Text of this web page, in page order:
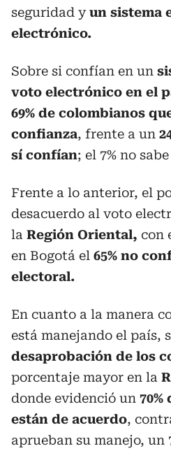
seguridad yun sistema
electrónico.
Sobre si confían en un
voto electrónico en el
69% de colombianos
confianza, frente a un
sí confían; el 7% no
Frente a lo anterior, el
desacuerdo al voto
la Región Oriental, con
en Bogotá el 65% no
electoral.
En cuanto a la manera
está manejando el país,
desaprobación de los
porcentaje mayor en la
donde evidenció un
están de acuerdo,
aprueban su manejo, un